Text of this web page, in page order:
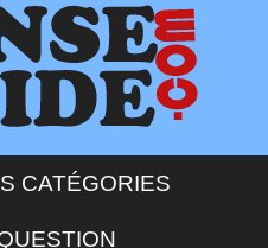
CATÉGORIES